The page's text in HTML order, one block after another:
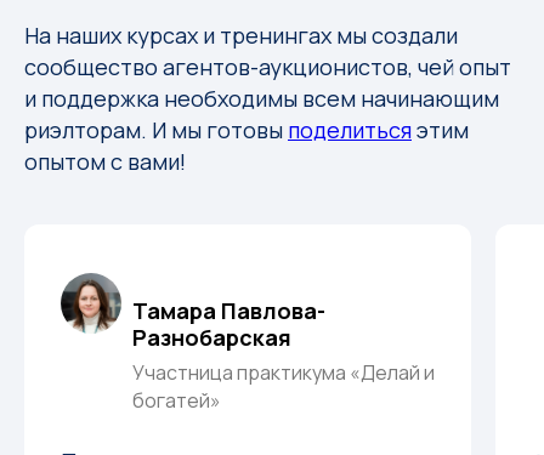
На наших курсах и тренингах мы создали
сообщество агентов-аукционистов, чей опыт
и поддержка необходимы всем начинающим
риэлторам. И мы готовы поделитьсяэтим
опытом с вами!
Тамара Павлова-
Разнобарская
Участница практикума «Делай и
богатей»